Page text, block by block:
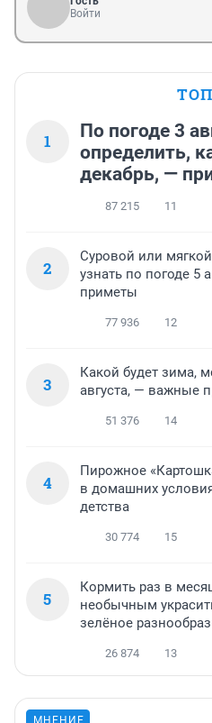
Войти
1
По погоде 3
определить,
декабрь, —
87 215 11
2
Суровой или
узнать по погоде 5
приметы
77 936 12
3
Какой будет зима,
августа, — важные
51 376 14
4
Пирожное
в домашних
детства
30 774 15
5
Кормить раз в
необычным
зелёное
26 874 13
МНЕНИЕ